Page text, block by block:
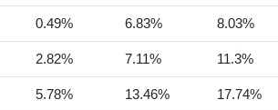
0.49% 6.83% 8.03%
2.82% 7.11% 11.3%
5.78% 13.46% 17.74%